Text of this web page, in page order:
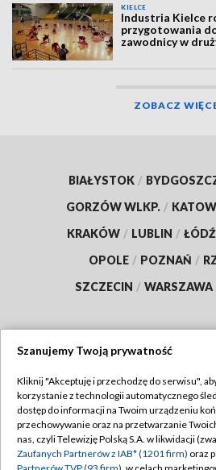
KIELCE
Industria Kielce
przygotowania
zawodnicy w
ZOBACZ
BIAŁYSTOK /
GORZÓW WLKP. /
KRAKÓW / LUBLIN / ŁÓDŹ
OPOLE / POZNAŃ /
SZCZECIN / WARSZAWA
TVP
Abonament TVP
Emisja w TVP
Regulamin
Polityka
Szanujemy Twoją prywatność
Kliknij "Akceptuję i przechodzę do serwisu",
korzystanie z technologii automatycznego
dostęp do informacji na Twoim urządzeniu
przechowywanie oraz na przetwarzanie
nas, czyli Telewizję Polską S.A. w likwidacji
Zaufanych Partnerów z IAB* (1201 firm) oraz